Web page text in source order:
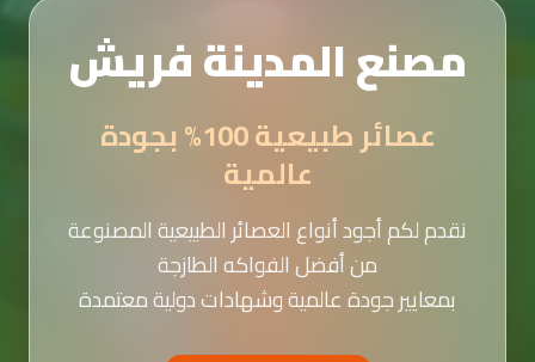
مصنع المدينة فريش
عصائر طبيعية 100% بجودة
عالمية
نقدم لكم أجود أنواع العصائر الطبيعية المصنوعة
من أفضل الفواكه الطازجة
بمعايير جودة عالمية وشهادات دولية معتمدة